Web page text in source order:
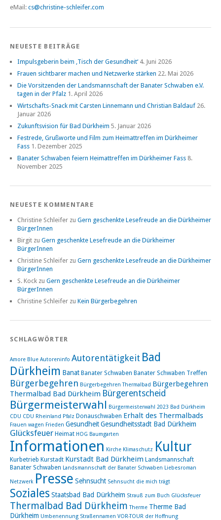
eMail: cs@christine-schleifer.com
NEUESTE BEITRÄGE
Impulsgeberin beim ‚Tisch der Gesundheit‘ 4. Juni 2026
Frauen sichtbarer machen und Netzwerke stärken 22. Mai 2026
Die Vorsitzenden der Landsmannschaft der Banater Schwaben e.V.
tagen in der Pfalz 1. April 2026
Wirtschafts-Snack mit Carsten Linnemann und Christian Baldauf 26.
Januar 2026
Zukunftsvision für Bad Dürkheim 5. Januar 2026
Festrede, Grußworte und Film zum Heimattreffen im Dürkheimer
Fass 1. Dezember 2025
Banater Schwaben feiern Heimattreffen im Dürkheimer Fass 8.
November 2025
NEUESTE KOMMENTARE
Christine Schleifer zu Gern geschenkte Lesefreude an die Dürkheimer
BürgerInnen
Birgit zu Gern geschenkte Lesefreude an die Dürkheimer
BürgerInnen
Christine Schleifer zu Gern geschenkte Lesefreude an die Dürkheimer
BürgerInnen
S. Kock zu Gern geschenkte Lesefreude an die Dürkheimer
BürgerInnen
Christine Schleifer zu Kein Bürgerbegehren
SCHLAGWÖRTER
Amore Blue Autoreninfo Autorentätigkeit Bad
Dürkheim Banat Banater Schwaben Banater Schwaben Treffen
Bürgerbegehren Bürgerbegehren Thermalbad Bürgerbegehren
Thermalbad Bad Dürkheim Bürgerentscheid
Bürgermeisterwahl Bürgermeisterwahl 2023 Bad Dürkheim
CDU CDU Rheinland Pfalz Donauschwaben Erhalt des Thermalbads
Frauen wagen Frieden GesundheitGesundheitsstadt Bad Dürkheim
Glücksfeuer Heimat HOG Baumgarten
Informationen Kirche Klimaschutz Kultur
Kurbetrieb Kurstadt Kurstadt Bad Dürkheim Landsmannschaft
Banater Schwaben Landsmannschaft der Banater Schwaben Liebesroman
Netzwerk Presse Sehnsucht Sehnsucht die mich trägt
Soziales Staatsbad Bad Dürkheim Strauß zum Buch Glücksfeuer
Thermalbad Bad Dürkheim Therme Therme Bad
Dürkheim Umbenennung Straßennamen VOR-TOUR der Hoffnung